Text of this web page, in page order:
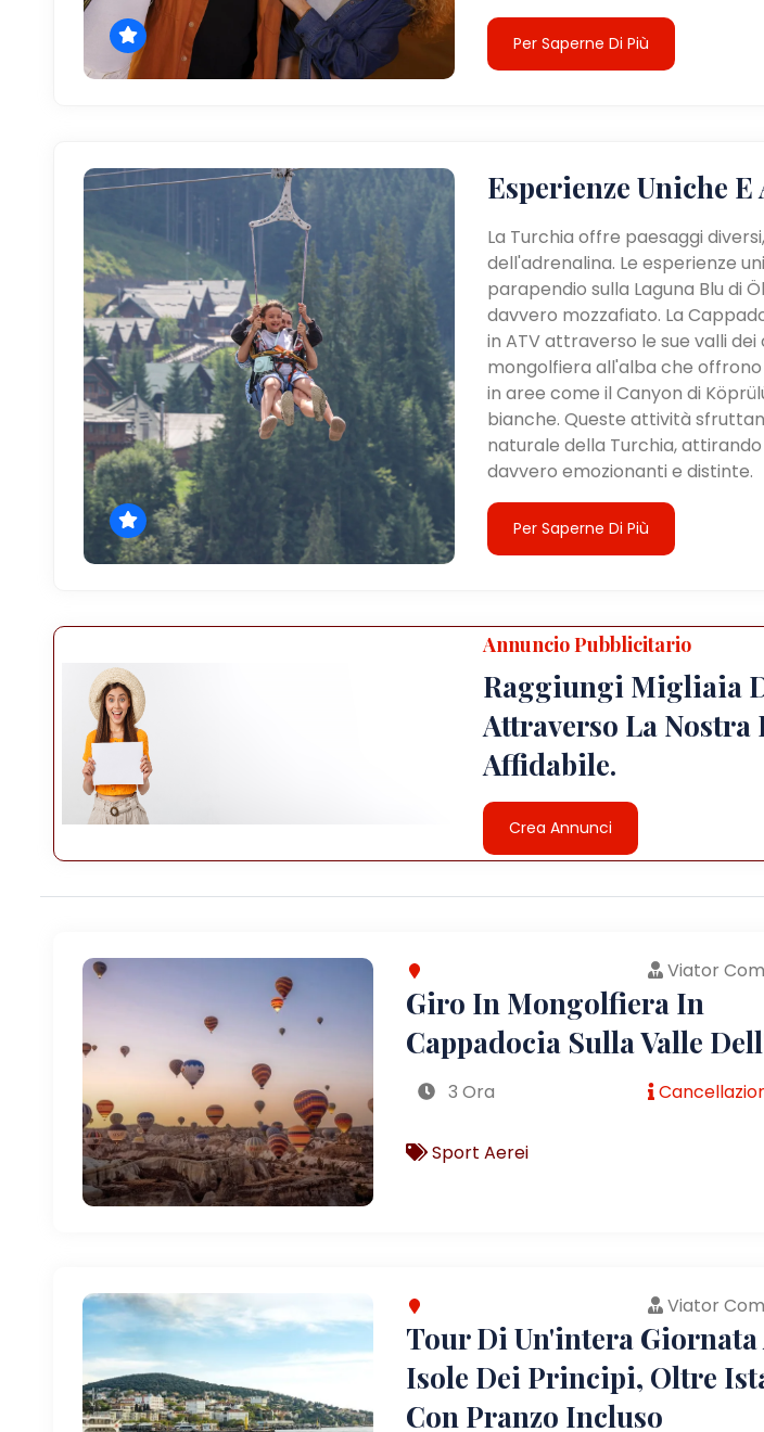
Per Saperne Di Più
Esperienze Uniche
La Turchia offre paesaggi
dell'adrenalina. Le esperienze
parapendio sulla Laguna Blu di
davvero mozzafiato. La
in ATV attraverso le sue valli
mongolfiera all'alba che
in aree come il Canyon di
bianche. Queste attività
naturale della Turchia,
davvero emozionanti e distinte.
Per Saperne Di Più
Annuncio Pubblicitario
Raggiungi Migliaia
Attraverso La
Affidabile.
Crea Annunci
Viator
Giro In Mongolfiera In
Cappadocia Sulla Valle
3 Ora
Sport Aerei
Viator
Tour Di Un'intera Giornata
Isole Dei Principi, Oltre
Con Pranzo Incluso